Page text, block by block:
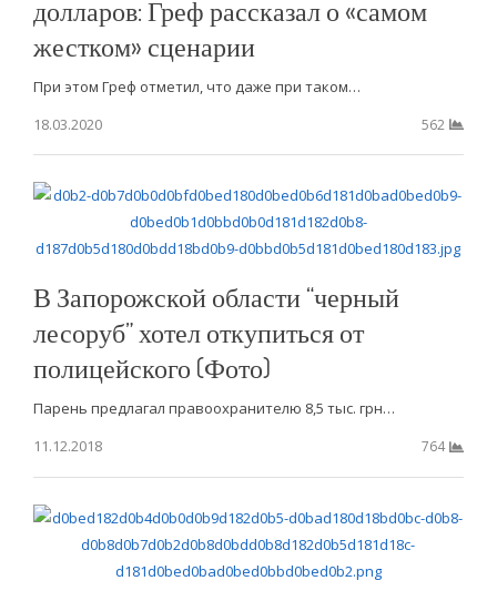
долларов: Греф рассказал о «самом
жестком» сценарии
При этом Греф отметил, что даже при таком…
18.03.2020
562
В Запорожской области “черный
лесоруб” хотел откупиться от
полицейского (Фото)
Парень предлагал правоохранителю 8,5 тыс. грн…
11.12.2018
764